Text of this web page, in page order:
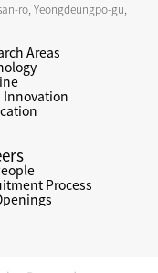
ro, Yeongdeungpo-gu,
Areas
Innovation
Process